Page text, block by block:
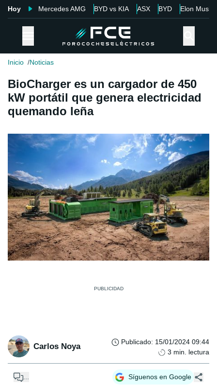
Hoy Mercedes AMG BYD vs KIA ASX BYD Elon Musk
Inicio Noticias
BioCharger es un cargador de 450
kW portátil que genera electricidad
quemando leña
Carlos Noya Publicado: 15/01/2024 09:44
3 min. lectura
Síguenos en Google